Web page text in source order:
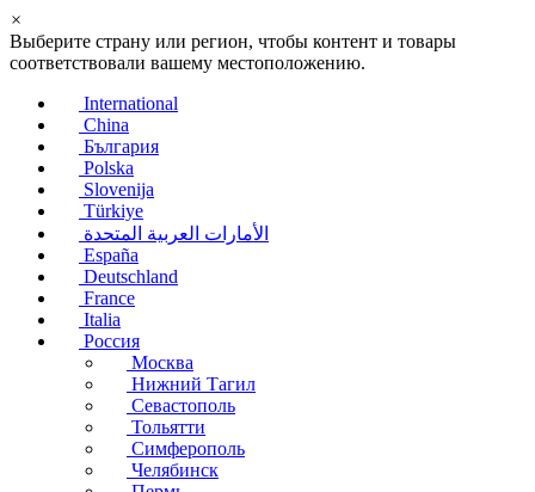
×
Выберите страну или регион, чтобы контент и товары
соответствовали вашему местоположению.
International
China
България
Polska
Slovenija
Türkiye
الأمارات العربية المتحدة
España
Deutschland
France
Italia
Россия
Москва
Нижний Тагил
Севастополь
Тольятти
Симферополь
Челябинск